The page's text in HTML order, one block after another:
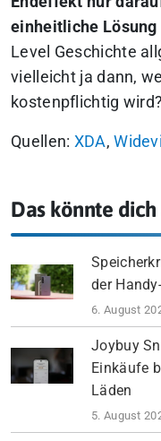
einheitliche
Level Geschichte
vielleicht ja dann,
kostenpflichtig wird?
Quellen: XDA,
Das könnte
der
6. August
Joybuy
Einkäufe
Läden
5. August